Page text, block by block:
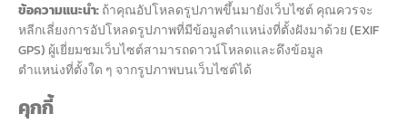
ข้อความแนะนำ:ถ้าคุณอัปโหลดรูปภาพขึ้นมายังเว็บไซต์ คุณควรจะ
หลีกเลี่ยงการอัปโหลดรูปภาพที่มีข้อมูลตำแหน่งที่ตั้งฝังมาด้วย (EXIF
GPS) ผู้เยี่ยมชมเว็บไซต์สามารถดาวน์โหลดและดึงข้อมูล
ตำแหน่งที่ตั้งใด ๆ จากรูปภาพบนเว็บไซต์ได้
คุกกี้